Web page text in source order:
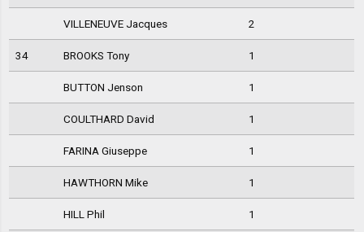
VILLENEUVE Jacques 2
34 BROOKS Tony 1
BUTTON Jenson 1
COULTHARD David 1
FARINA Giuseppe 1
HAWTHORN Mike 1
HILL Phil 1